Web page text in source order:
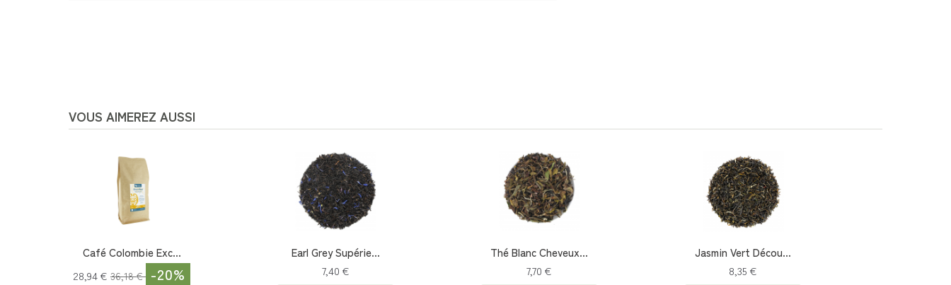
VOUS AIMEREZ AUSSI
Café Colombie Exc...
28,94 € 36,18 € -20%
Earl Grey Supérie...
7,40 €
Thé Blanc Cheveux...
7,70 €
Jasmin Vert Décou...
8,35 €